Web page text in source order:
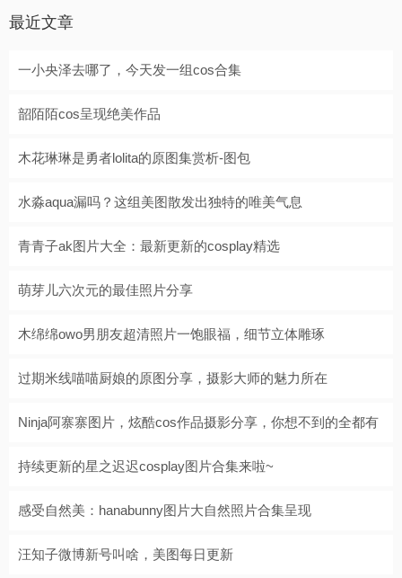
最近文章
一小央泽去哪了，今天发一组cos合集
韶陌陌cos呈现绝美作品
木花琳琳是勇者lolita的原图集赏析-图包
水淼aqua漏吗？这组美图散发出独特的唯美气息
青青子ak图片大全：最新更新的cosplay精选
萌芽儿六次元的最佳照片分享
木绵绵owo男朋友超清照片一饱眼福，细节立体雕琢
过期米线喵喵厨娘的原图分享，摄影大师的魅力所在
Ninja阿寨寨图片，炫酷cos作品摄影分享，你想不到的全都有
持续更新的星之迟迟cosplay图片合集来啦~
感受自然美：hanabunny图片大自然照片合集呈现
汪知子微博新号叫啥，美图每日更新